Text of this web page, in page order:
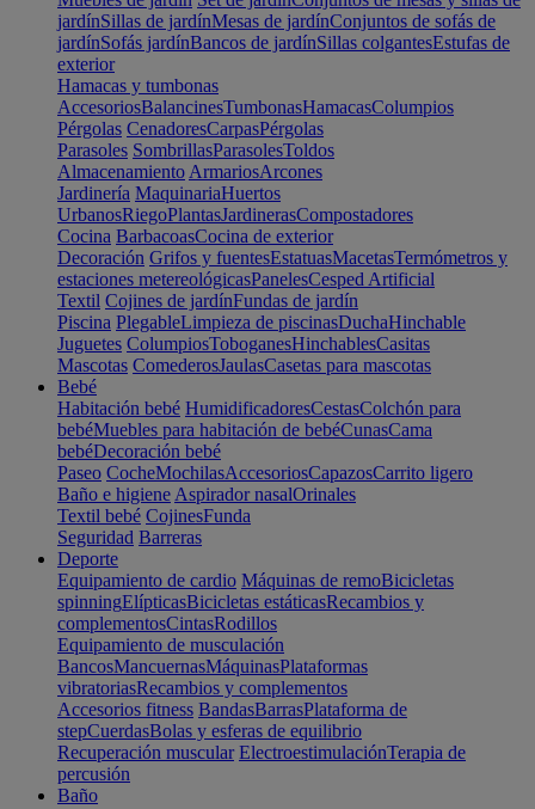
jardínSillas de jardínMesas de jardínConjuntos de sofás de
jardínSofás jardínBancos de jardínSillas colgantesEstufas de
exterior
Hamacas y tumbonas
AccesoriosBalancinesTumbonasHamacasColumpios
Pérgolas CenadoresCarpasPérgolas
Parasoles SombrillasParasolesToldos
Almacenamiento ArmariosArcones
Jardinería MaquinariaHuertos
UrbanosRiegoPlantasJardinerasCompostadores
Cocina BarbacoasCocina de exterior
Decoración Grifos y fuentesEstatuasMacetasTermómetros y
estaciones metereológicasPanelesCesped Artificial
Textil Cojines de jardínFundas de jardín
Piscina PlegableLimpieza de piscinasDuchaHinchable
Juguetes ColumpiosToboganesHinchablesCasitas
Mascotas ComederosJaulasCasetas para mascotas
Bebé
Habitación bebé HumidificadoresCestasColchón para
bebéMuebles para habitación de bebéCunasCama
bebéDecoración bebé
Paseo CocheMochilasAccesoriosCapazosCarrito ligero
Baño e higiene Aspirador nasalOrinales
Textil bebé CojinesFunda
Seguridad Barreras
Deporte
Equipamiento de cardio Máquinas de remoBicicletas
spinningElípticasBicicletas estáticasRecambios y
complementosCintasRodillos
Equipamiento de musculación
BancosMancuernasMáquinasPlataformas
vibratoriasRecambios y complementos
Accesorios fitness BandasBarrasPlataforma de
stepCuerdasBolas y esferas de equilibrio
Recuperación muscular ElectroestimulaciónTerapia de
percusión
Baño